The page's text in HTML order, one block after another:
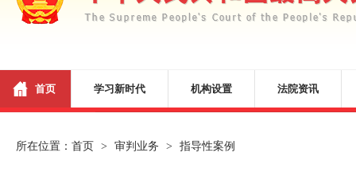
首页 学习新时代 机构设置 法院资讯
所在位置： 首页 > 审判业务 > 指导性案例